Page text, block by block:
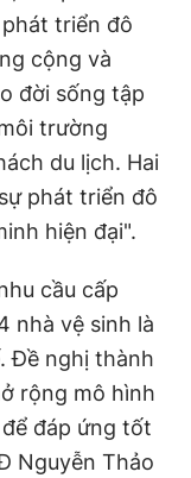
triển đô
cộng và
đời sống tập
trường
du lịch. Hai
phát triển đô
hiện đại".
cầu cấp
nhà vệ sinh là
Đề nghị thành
rộng mô hình
đáp ứng tốt
Nguyễn Thảo